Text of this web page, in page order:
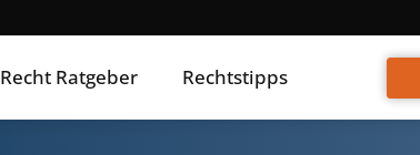
Recht Ratgeber Rechtstipps